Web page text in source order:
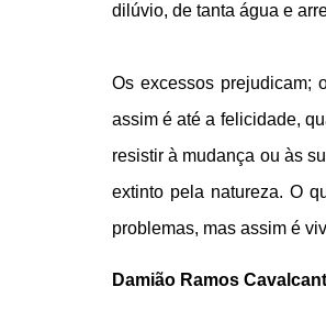
dilúvio, de tanta água e
Os excessos prejudicam;
assim é até a felicidade,
resistir à mudança ou às
extinto pela natureza. O
problemas, mas assim é
Damião Ramos